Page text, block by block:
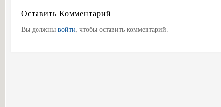
Оставить Комментарий
Вы должны войти, чтобы оставить комментарий.